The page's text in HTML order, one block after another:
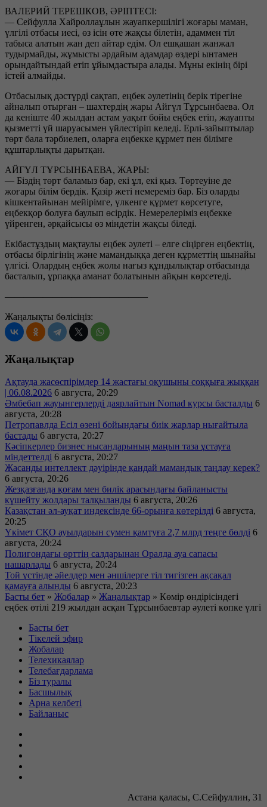
ВАЛЕРИЙ ТЕРЕШКОВ, ӘРІПТЕСІ:
— Сейфулла Хайроллаұлын жауапкершілігі жоғары маман,
үлгілі отбасы иесі, өз ісін өте жақсы білетін, адаммен тіл
табыса алатын жан деп айтар едім. Ол ешқашан жанжал
тудырмайды, жұмысты әрдайым адамдар өздері ынтамен
орындайтындай етіп ұйымдастыра алады. Мұны екінің бірі
істей алмайды.
Отбасылық дәстүрді сақтап, еңбек әулетінің берік тірегіне
айналып отырған – шахтердің жары Айгүл Тұрсынбаева. Ол
да кеніште 40 жылдан астам уақыт бойы еңбек етіп, жауапты
қызметті үй шаруасымен үйлестіріп келеді. Ерлі-зайыптылар
төрт бала тәрбиелеп, оларға еңбекке құрмет пен білімге
құштарлықты дарытқан.
АЙГҮЛ ТҰРСЫНБАЕВА, ЖАРЫ:
— Біздің төрт баламыз бар, екі ұл, екі қыз. Төртеуіне де
жоғары білім бердік. Қазір жеті немереміз бар. Біз оларды
кішкентайынан мейірімге, үлкенге құрмет көрсетуге,
еңбекқор болуға баулып өсірдік. Немерелеріміз еңбекке
үйренген, әрқайсысы өз міндетін жақсы біледі.
Екібастұздың мақтаулы еңбек әулеті – елге сіңірген еңбектің,
отбасы бірлігінің және мамандыққа деген құрметтің шынайы
үлгісі. Олардың еңбек жолы нағыз құндылықтар отбасында
басталып, ұрпаққа аманат болатынын айқын көрсетеді.
———————————————
Жаңалықты бөлісіңіз:
Жаңалықтар
Ақтауда жасөспірімдер 14 жастағы оқушыны соққыға жыққан
| 06.08.2026 6 августа, 20:29
Әмбебап жауынгерлерді даярлайтын Nomad курсы басталды 6
августа, 20:28
Петропавлда Есіл өзені бойындағы биік жарлар нығайтыла
бастады 6 августа, 20:27
Кәсіпкерлер бизнес нысандарының маңын таза ұстауға
міндеттелді 6 августа, 20:27
Жасанды интеллект дәуірінде қандай мамандық таңдау керек?
6 августа, 20:26
Жезқазғанда қоғам мен билік арасындағы байланысты
күшейту жолдары талқыланды 6 августа, 20:26
Қазақстан әл-ауқат индексінде 66-орынға көтерілді 6 августа,
20:25
Үкімет СҚО ауылдарын сумен қамтуға 2,7 млрд теңге бөлді 6
августа, 20:24
Полигондағы өрттің салдарынан Оралда ауа сапасы
нашарлады 6 августа, 20:24
Той үстінде әйелдер мен әншілерге тіл тигізген ақсақал
қамауға алынды 6 августа, 20:23
Басты бет » Жобалар » Жаңалықтар » Көмір өндірісіндегі
еңбек өтілі 219 жылдан асқан Тұрсынбаевтар әулеті көпке үлгі
Басты бет
Тікелей эфир
Жобалар
Телехикаялар
Телебағдарлама
Біз туралы
Басшылық
Арна келбеті
Байланыс
Астана қаласы, С.Сейфуллин, 31